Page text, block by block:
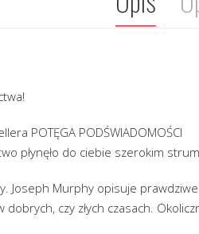
POTĘGA PODŚWIADOMOŚCI
płynęło do ciebie szerokim
Joseph Murphy opisuje
czy złych czasach.